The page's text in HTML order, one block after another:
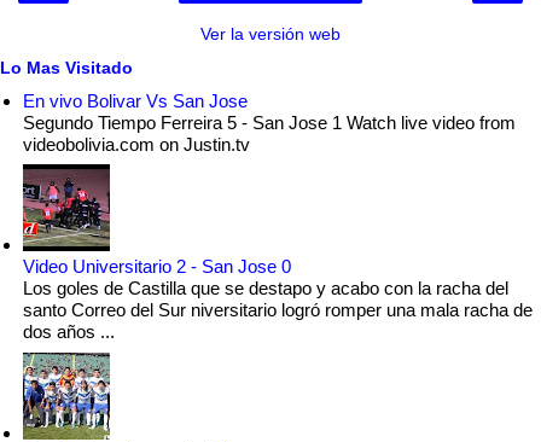
Ver la versión web
Lo Mas Visitado
En vivo Bolivar Vs San Jose
Segundo Tiempo Ferreira 5 - San Jose 1 Watch live video from
videobolivia.com on Justin.tv
Video Universitario 2 - San Jose 0
Los goles de Castilla que se destapo y acabo con la racha del
santo Correo del Sur niversitario logró romper una mala racha de
dos años ...